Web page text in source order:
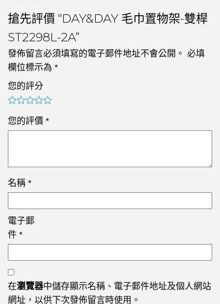
搶先評價 “DAY&DAY 毛巾置物架-雙桿
ST2298L-2A”
發佈留言必須填寫的電子郵件地址不會公開。 必填
欄位標示為 *
您的評分
您的評價 *
名稱 *
電子郵
件 *
在瀏覽器中儲存顯示名稱、電子郵件地址及個人網站
網址，以供下次發佈留言時使用。